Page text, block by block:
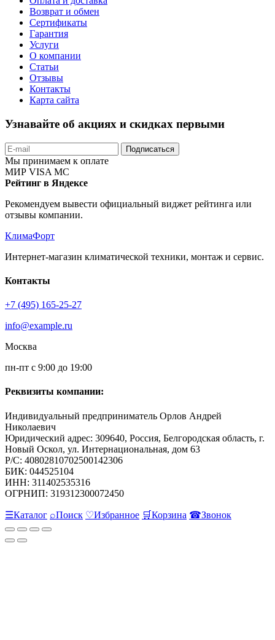
Возврат и обмен
Сертификаты
Гарантия
Услуги
О компании
Статьи
Отзывы
Контакты
Карта сайта
Узнавайте об акциях и скидках первыми
Подписаться
Мы принимаем к оплате
МИР VISA MC
Рейтинг в Яндексе
Рекомендуем вывести официальный виджет рейтинга или
отзывы компании.
КлимаФорт
Интернет-магазин климатической техники, монтаж и сервис.
Контакты
+7 (495) 165-25-27
info@example.ru
Москва
пн-пт с 9:00 до 19:00
Реквизиты компании:
Индивидуальный предприниматель Орлов Андрей
Николаевич
Юридический адрес: 309640, Россия, Белгородская область, г.
Новый Оскол, ул. Интернациональная, дом 63
Р/С: 40802810702500142306
БИК: 044525104
ИНН: 311402535316
ОГРНИП: 319312300072450
☰Каталог ⌕Поиск ♡Избранное 🛒Корзина ☎Звонок